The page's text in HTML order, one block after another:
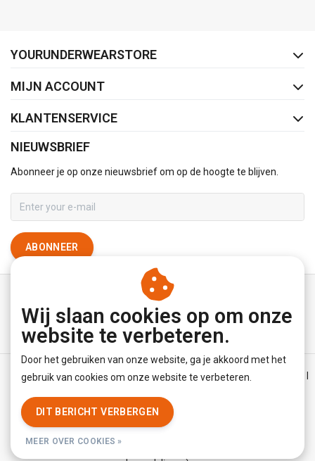
YOURUNDERWEARSTORE
MIJN ACCOUNT
KLANTENSERVICE
NIEUWSBRIEF
Abonneer je op onze nieuwsbrief om op de hoogte te blijven.
ABONNEER
Algemene voorwaarden | Disclaimer | Privacy Policy
|
© Copyright 2026 - YourUnderwearStore | Realisatie
Wij slaan cookies op om onze
website te verbeteren.
Door het gebruiken van onze website, ga je akkoord met het
gebruik van cookies om onze website te verbeteren.
DIT BERICHT VERBERGEN
MEER OVER COOKIES »